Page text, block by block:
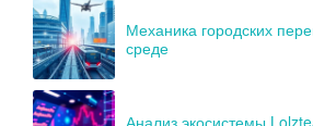
Механика городских
среде
Анализ экосистемы